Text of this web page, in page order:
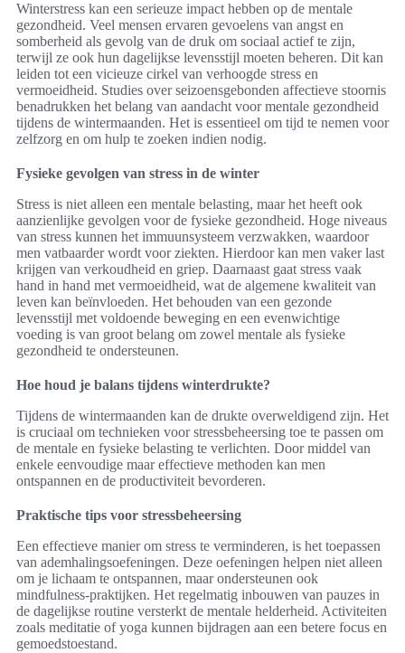
Winterstress kan een serieuze impact hebben op de mentale
gezondheid. Veel mensen ervaren gevoelens van angst en
somberheid als gevolg van de druk om sociaal actief te zijn,
terwijl ze ook hun dagelijkse levensstijl moeten beheren. Dit kan
leiden tot een vicieuze cirkel van verhoogde stress en
vermoeidheid. Studies over seizoensgebonden affectieve stoornis
benadrukken het belang van aandacht voor mentale gezondheid
tijdens de wintermaanden. Het is essentieel om tijd te nemen voor
zelfzorg en om hulp te zoeken indien nodig.
Fysieke gevolgen van stress in de winter
Stress is niet alleen een mentale belasting, maar het heeft ook
aanzienlijke gevolgen voor de fysieke gezondheid. Hoge niveaus
van stress kunnen het immuunsysteem verzwakken, waardoor
men vatbaarder wordt voor ziekten. Hierdoor kan men vaker last
krijgen van verkoudheid en griep. Daarnaast gaat stress vaak
hand in hand met vermoeidheid, wat de algemene kwaliteit van
leven kan beïnvloeden. Het behouden van een gezonde
levensstijl met voldoende beweging en een evenwichtige
voeding is van groot belang om zowel mentale als fysieke
gezondheid te ondersteunen.
Hoe houd je balans tijdens winterdrukte?
Tijdens de wintermaanden kan de drukte overweldigend zijn. Het
is cruciaal om technieken voor stressbeheersing toe te passen om
de mentale en fysieke belasting te verlichten. Door middel van
enkele eenvoudige maar effectieve methoden kan men
ontspannen en de productiviteit bevorderen.
Praktische tips voor stressbeheersing
Een effectieve manier om stress te verminderen, is het toepassen
van ademhalingsoefeningen. Deze oefeningen helpen niet alleen
om je lichaam te ontspannen, maar ondersteunen ook
mindfulness-praktijken. Het regelmatig inbouwen van pauzes in
de dagelijkse routine versterkt de mentale helderheid. Activiteiten
zoals meditatie of yoga kunnen bijdragen aan een betere focus en
gemoedstoestand.